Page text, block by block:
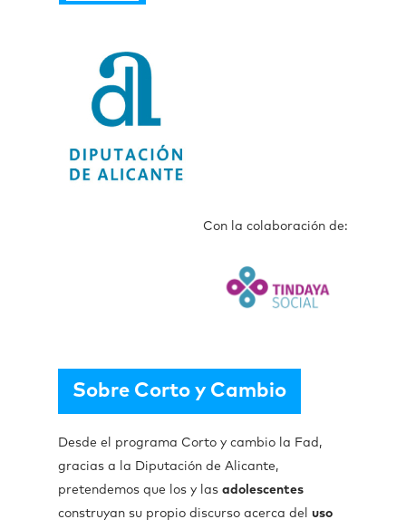
Con la colaboración de:
Sobre Corto y Cambio
Desde el programa Corto y cambio la Fad,
gracias a la Diputación de Alicante,
pretendemos que los y las adolescentes
construyan su propio discurso acerca del uso